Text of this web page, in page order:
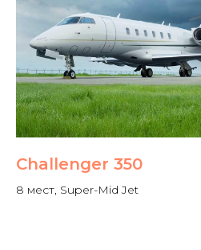
Challenger 350
8 мест, Super-Mid Jet